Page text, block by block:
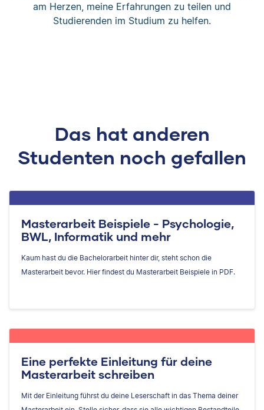
am Herzen, meine Erfahrungen zu teilen und
Studierenden im Studium zu helfen.
Das hat anderen
Studenten noch gefallen
Masterarbeit Beispiele - Psychologie,
BWL, Informatik und mehr
Kaum hast du die Bachelorarbeit hinter dir, steht schon die
Masterarbeit bevor. Hier findest du Masterarbeit Beispiele in PDF.
Eine perfekte Einleitung für deine
Masterarbeit schreiben
Mit der Einleitung führst du deine Leserschaft in das Thema deiner